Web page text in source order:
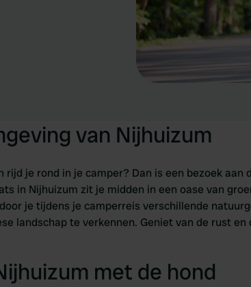
van Nijhuizum
rijd je rond in je camper? Dan is een bezoek aan
in Nijhuizum zit je midden in een oase van
je tijdens je camperreis verschillende
landschap te verkennen. Geniet van de rust
met de hond